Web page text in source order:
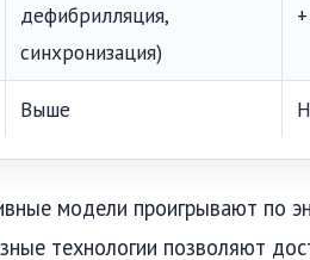
дефибрилляция,
синхронизация)
Выше
модели проигрывают по
технологии позволяют